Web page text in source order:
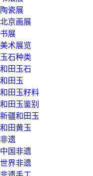
陶瓷展
北京画展
书展
美术展览
玉石种类
和田玉石
和田玉
和田玉籽料
和田玉鉴别
新疆和田玉
和田黄玉
非遗
中国非遗
世界非遗